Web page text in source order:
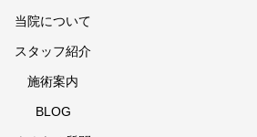
当院について
スタッフ紹介
施術案内
BLOG